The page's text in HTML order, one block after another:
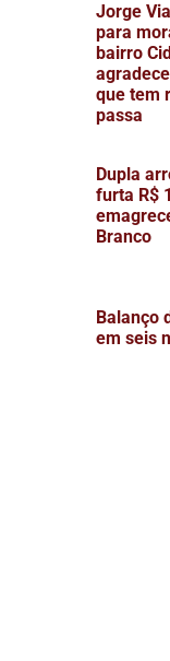
Jorge
para
bairro
que tem
passa
Dupla
furta R$
Branco
Balanço
em seis